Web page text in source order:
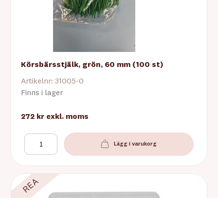
Körsbärsstjälk, grön, 60 mm (100 st)
Artikelnr: 31005-0
Finns i lager
272 kr exkl. moms
Lägg i varukorg
REA